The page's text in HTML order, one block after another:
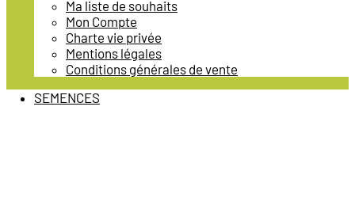
Ma liste de souhaits
Mon Compte
Charte vie privée
Mentions légales
Conditions générales de vente
SEMENCES